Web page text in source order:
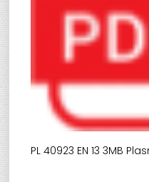
PL 40923 EN 13 3MB